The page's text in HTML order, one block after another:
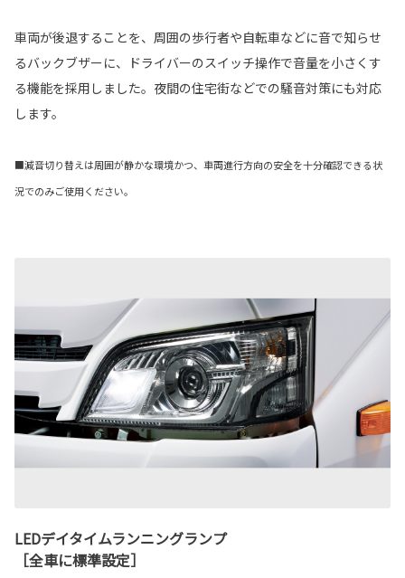
車両が後退することを、周囲の歩行者や自転車などに音で知らせ
るバックブザーに、ドライバーのスイッチ操作で音量を小さくす
る機能を採用しました。夜間の住宅街などでの騒音対策にも対応
します。
■減音切り替えは周囲が静かな環境かつ、車両進行方向の安全を十分確認できる状
況でのみご使用ください。
LEDデイタイムランニングランプ
［全車に標準設定］